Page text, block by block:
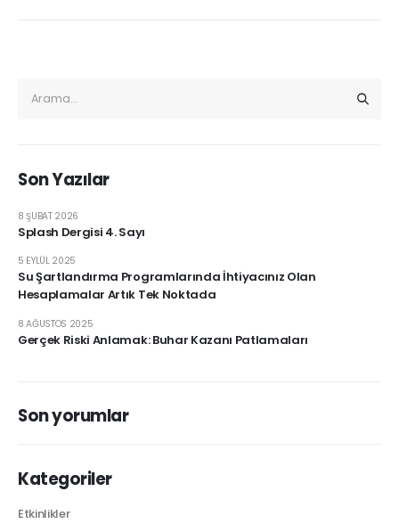
Son Yazılar
Splash Dergisi 4. Sayı
8 ŞUBAT 2026
Su Şartlandırma Programlarında İhtiyacınız Olan
Hesaplamalar Artık Tek Noktada
5 EYLÜL 2025
Gerçek Riski Anlamak: Buhar Kazanı Patlamaları
8 AĞUSTOS 2025
Son yorumlar
Kategoriler
Etkinlikler